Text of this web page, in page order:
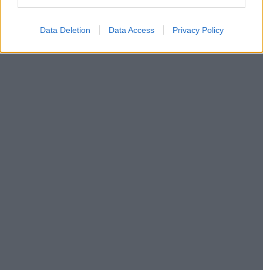
Data Deletion Data Access Privacy Policy